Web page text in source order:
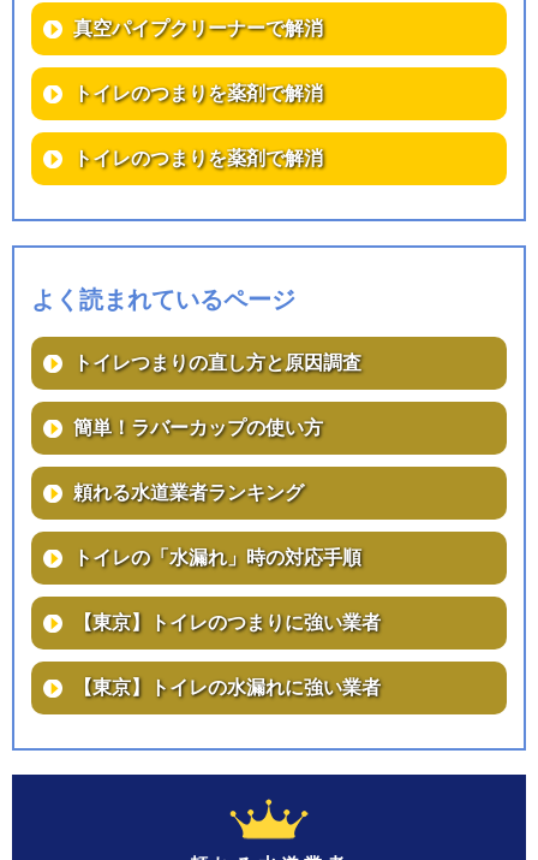
真空パイプクリーナーで解消
トイレのつまりを薬剤で解消
トイレのつまりを薬剤で解消
よく読まれているページ
トイレつまりの直し方と原因調査
簡単！ラバーカップの使い方
頼れる水道業者ランキング
トイレの「水漏れ」時の対応手順
【東京】トイレのつまりに強い業者
【東京】トイレの水漏れに強い業者